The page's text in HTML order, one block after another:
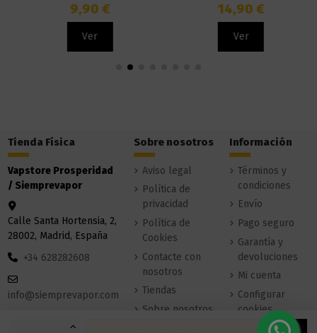
9,90 €
Ver
14,90 €
Ver
Tienda Física
Vapstore Prosperidad
/ Siemprevapor
Calle Santa Hortensia, 2,
28002, Madrid, España
+34 628282608
info@siemprevapor.com
Sobre nosotros
Aviso legal
Política de
privacidad
Política de
Cookies
Contacte con
nosotros
Tiendas
Sobre nosotros
Información
Términos y
condiciones
Envío
Pago seguro
Garantía y
devoluciones
Mi cuenta
Configurar
cookies